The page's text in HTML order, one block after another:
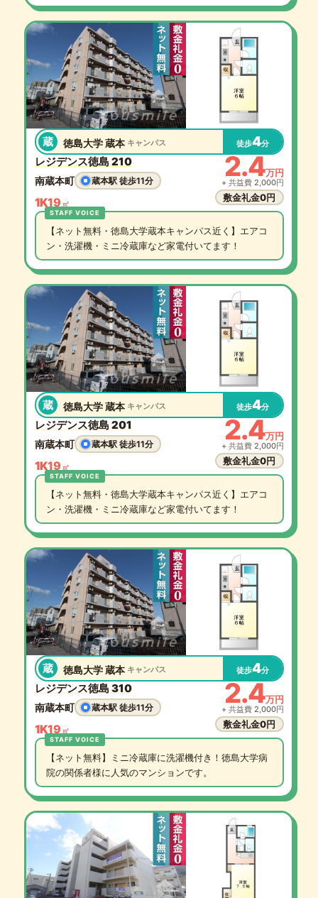
蔵 徳島大学 蔵本 キャンパス 徒歩4分
レジデンス徳島 210
南蔵本町 蔵本駅 徒歩11分
1K19 ㎡
2.4万円
+ 共益費 2,000円
敷金礼金0円
【ネット無料・徳島大学蔵本キャンパス近く】エアコ
ン・洗濯機・ミニ冷蔵庫など家電付いてます！
蔵 徳島大学 蔵本 キャンパス 徒歩4分
レジデンス徳島 201
南蔵本町 蔵本駅 徒歩11分
1K19 ㎡
2.4万円
+ 共益費 2,000円
敷金礼金0円
【ネット無料・徳島大学蔵本キャンパス近く】エアコ
ン・洗濯機・ミニ冷蔵庫など家電付いてます！
蔵 徳島大学 蔵本 キャンパス 徒歩4分
レジデンス徳島 310
南蔵本町 蔵本駅 徒歩11分
1K19 ㎡
2.4万円
+ 共益費 2,000円
敷金礼金0円
【ネット無料】ミニ冷蔵庫に洗濯機付き！徳島大学病
院の関係者様に人気のマンションです。